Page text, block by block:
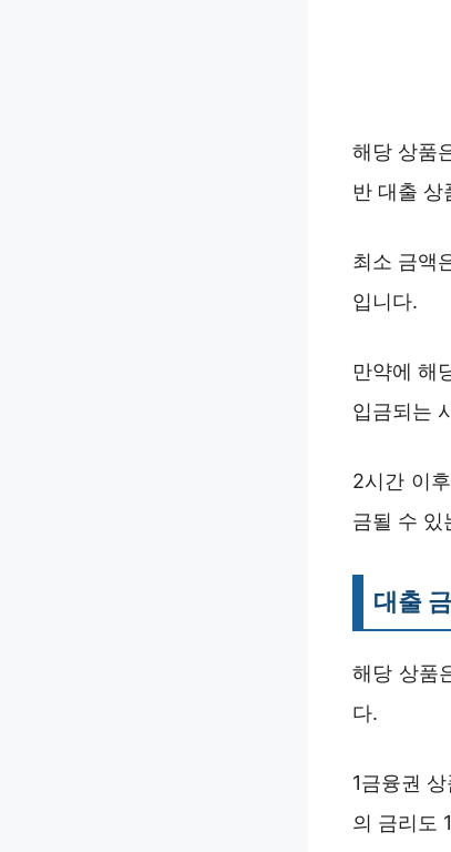
해당 상품
반 대출 상
최소 금액
입니다.
만약에 해
입금되는
2시간 이
금될 수 있
대출
해당 상품
다.
1금융권
의 금리도